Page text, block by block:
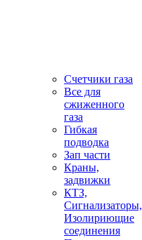
Счетчики газа
Все для
сжиженного
газа
Гибкая
подводка
Зап части
Краны,
задвижки
КТЗ,
Сигнализаторы,
Изолириющие
соединения